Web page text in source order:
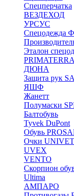
Спецперчатка
ВЕЗДЕХОД
УРСУС
Спецодежда
Эталон
PRIMATERRA
ДЮНА
Защита рук
ЯШФ
Жанетт
Полумаски
Балтобувь
Tyvek DuPont
Обувь
Очки UNIVET
UVEX
VENTO
Скорпион
Ultima
АМПАРО